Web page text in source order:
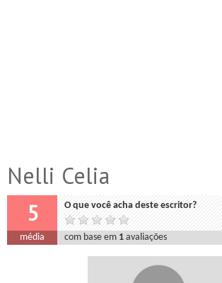
Nelli Celia
5 O que você acha deste escritor?
média com base em 1 avaliações